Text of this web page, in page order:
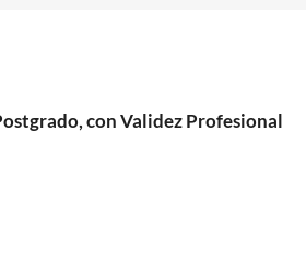
con Validez Profesional